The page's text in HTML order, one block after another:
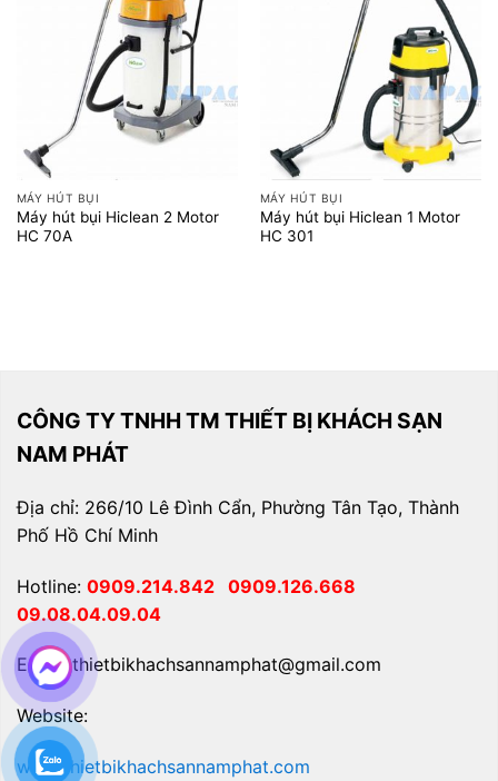
MÁY HÚT BỤI
Máy hút bụi Hiclean 2 Motor
HC 70A
MÁY HÚT BỤI
Máy hút bụi Hiclean 1 Motor
HC 301
CÔNG TY TNHH TM THIẾT BỊ KHÁCH SẠN
NAM PHÁT
Địa chỉ: 266/10 Lê Đình Cẩn, Phường Tân Tạo, Thành
Phố Hồ Chí Minh
Hotline: 0909.214.842 0909.126.668
09.08.04.09.04
Email: thietbikhachsannamphat@gmail.com
Website:
www.thietbikhachsannamphat.com